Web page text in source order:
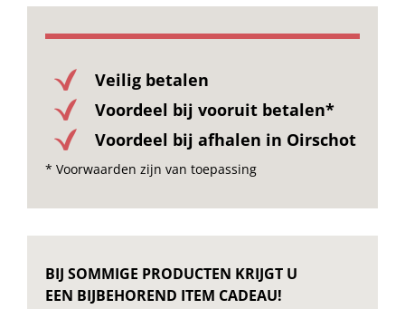
Veilig betalen
Voordeel bij vooruit betalen*
Voordeel bij afhalen in Oirschot
* Voorwaarden zijn van toepassing
BIJ SOMMIGE PRODUCTEN KRIJGT U
EEN BIJBEHOREND ITEM CADEAU!